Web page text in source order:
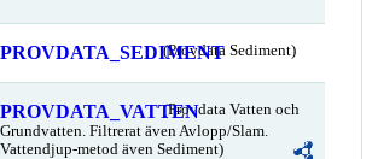
PROVDATA_SEDIMENT(Provdata Sediment)
PROVDATA_VATTEN(Provdata Vatten och
Grundvatten. Filtrerat även Avlopp/Slam.
Vattendjup-metod även Sediment)